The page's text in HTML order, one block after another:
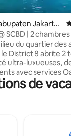
5, 104
Jakarta
SCBD | 2 chambres |
Ashtadu quartier des
District 8 abrite 2
ultra-luxueuses,
avec services
des bureaux
commercial Ashta
(salle de sport,
de